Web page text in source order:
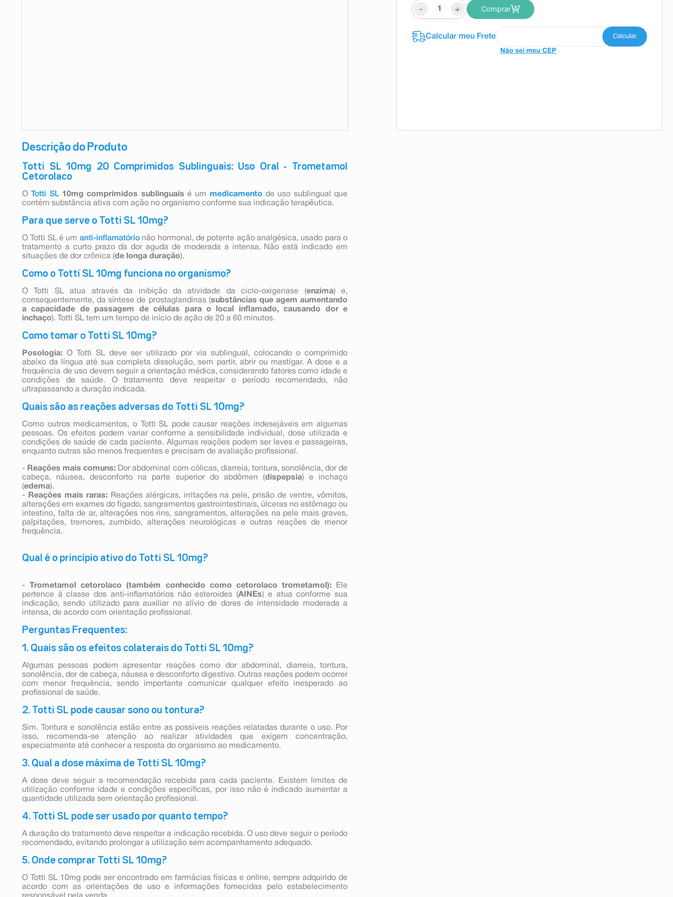
Descrição do Produto
Totti SL 10mg 20 Comprimidos Sublinguais: Uso Oral - Trometamol
Cetorolaco
O Totti SL10mg comprimidos sublinguais é um medicamento de uso sublingual que
contém substância ativa com ação no organismo conforme sua indicação terapêutica.
Para que serve o Totti SL 10mg?
O Totti SL é um anti-inflamatórionão hormonal, de potente ação analgésica, usado para o
tratamento a curto prazo da dor aguda de moderada a intensa. Não está indicado em
situações de dor crônica (de longa duração).
Como o Totti SL 10mg funciona no organismo?
O Totti SL atua através da inibição da atividade da ciclo-oxigenase (enzima) e,
consequentemente, da síntese de prostaglandinas (substâncias que agem aumentando
a capacidade de passagem de células para o local inflamado, causando dor e
inchaço). Totti SL tem um tempo de início de ação de 20 a 60 minutos.
Como tomar o Totti SL 10mg?
Posologia: O Totti SL deve ser utilizado por via sublingual, colocando o comprimido
abaixo da língua até sua completa dissolução, sem partir, abrir ou mastigar. A dose e a
frequência de uso devem seguir a orientação médica, considerando fatores como idade e
condições de saúde. O tratamento deve respeitar o período recomendado, não
ultrapassando a duração indicada.
Quais são as reações adversas do Totti SL 10mg?
Como outros medicamentos, o Totti SL pode causar reações indesejáveis em algumas
pessoas. Os efeitos podem variar conforme a sensibilidade individual, dose utilizada e
condições de saúde de cada paciente. Algumas reações podem ser leves e passageiras,
enquanto outras são menos frequentes e precisam de avaliação profissional.
- Reações mais comuns: Dor abdominal com cólicas, diarreia, tontura, sonolência, dor de
cabeça, náusea, desconforto na parte superior do abdômen (dispepsia) e inchaço
(edema).
-
Reações mais raras:Reações alérgicas, irritações na pele, prisão de ventre, vômitos,
alterações em exames do fígado, sangramentos gastrointestinais, úlceras no estômago ou
intestino, falta de ar, alterações nos rins, sangramentos, alterações na pele mais graves,
palpitações, tremores, zumbido, alterações neurológicas e outras reações de menor
frequência.
Qual é o princípio ativo do Totti SL 10mg?
- Trometamol cetorolaco (também conhecido como cetorolaco trometamol):Ele
pertence à classe dos anti-inflamatórios não esteroides (AINEs) e atua conforme sua
indicação, sendo utilizado para auxiliar no alívio de dores de intensidade moderada a
intensa, de acordo com orientação profissional.
Perguntas Frequentes:
1. Quais são os efeitos colaterais do Totti SL 10mg?
Algumas pessoas podem apresentar reações como dor abdominal, diarreia, tontura,
sonolência, dor de cabeça, náusea e desconforto digestivo. Outras reações podem ocorrer
com menor frequência, sendo importante comunicar qualquer efeito inesperado ao
profissional de saúde.
2. Totti SL pode causar sono ou tontura?
Sim. Tontura e sonolência estão entre as possíveis reações relatadas durante o uso. Por
isso, recomenda-se atenção ao realizar atividades que exigem concentração,
especialmente até conhecer a resposta do organismo ao medicamento.
3. Qual a dose máxima de Totti SL 10mg?
A dose deve seguir a recomendação recebida para cada paciente. Existem limites de
utilização conforme idade e condições específicas, por isso não é indicado aumentar a
quantidade utilizada sem orientação profissional.
4. Totti SL pode ser usado por quanto tempo?
A duração do tratamento deve respeitar a indicação recebida. O uso deve seguir o período
recomendado, evitando prolongar a utilização sem acompanhamento adequado.
5. Onde comprar Totti SL 10mg?
O Totti SL 10mg pode ser encontrado em farmácias físicas e online, sempre adquirido de
acordo com as orientações de uso e informações fornecidas pelo estabelecimento
- + Comprar
Não sei meu CEP